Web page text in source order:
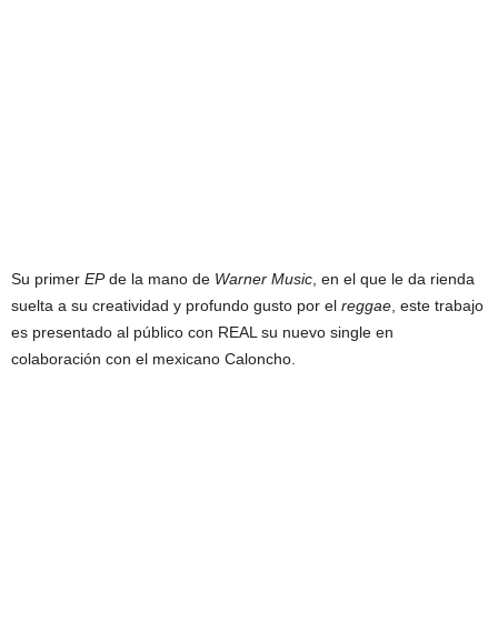
Su primer EPde la mano de Warner Music , en el que le da rienda
suelta a su creatividad y profundo gusto por el reggae , este trabajo
es presentado al público con REAL su nuevo single en
colaboración con el mexicano Caloncho.